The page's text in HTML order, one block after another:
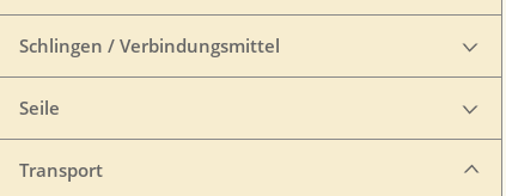
Schlingen / Verbindungsmittel
Seile
Transport